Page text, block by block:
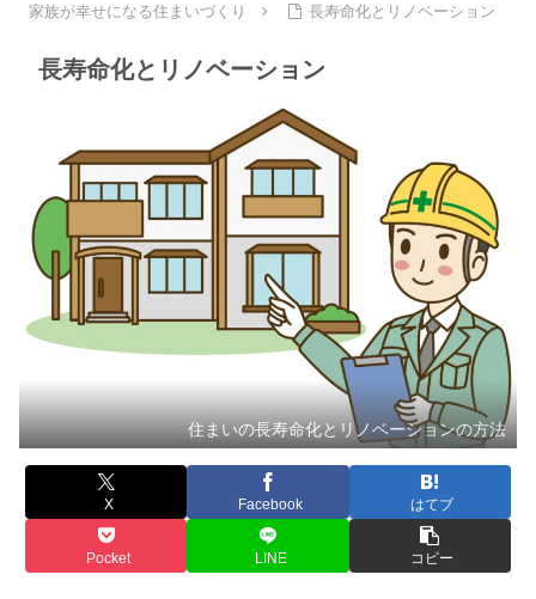
家族が幸せになる住まいづくり
長寿命化とリノベーション
長寿命化とリノベーション
住まいの長寿命化とリノベーションの方法
X Facebook はてブ
Pocket LINE コピー